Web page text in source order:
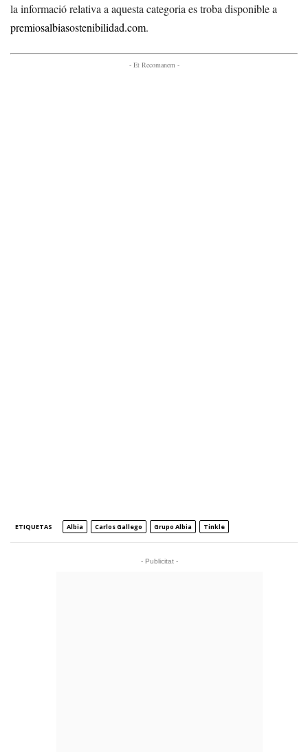
la informació relativa a aquesta categoria es troba disponible a
premiosalbiasostenibilidad.com.
- Et Recomanem -
ETIQUETAS Albia Carlos Gallego Grupo Albia Tinkle
- Publicitat -